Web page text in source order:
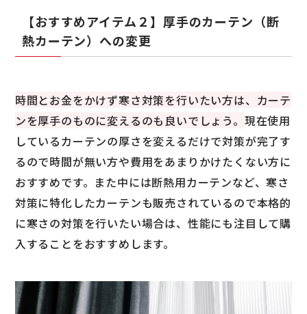
【おすすめアイテム２】厚手のカーテン（断
熱カーテン）への変更
時間とお金をかけず寒さ対策を行いたい方は、カーテ
ンを厚手のものに変えるのも良いでしょう。 現在使用
しているカーテンの厚さを変えるだけで対策が完了す
るので時間が無い方や費用をあまりかけたくない方に
おすすめです。また中には断熱用カーテンなど、寒さ
対策に特化したカーテンも販売されているので本格的
に寒さの対策を行いたい場合は、性能にも注目して購
入することをおすすめします。